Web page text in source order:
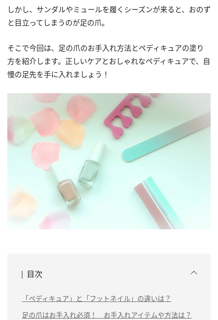
しかし、サンダルやミュールを履くシーズンが来ると、おのず
と目立ってしまうのが足の爪。
そこで今回は、足の爪のお手入れ方法とペディキュアの塗り
方を紹介します。正しいケアとおしゃれなペディキュアで、自
慢の足先を手に入れましょう！
目次
「ペディキュア」と「フットネイル」の違いは？
足の爪はお手入れ必須！ お手入れアイテムや方法は？